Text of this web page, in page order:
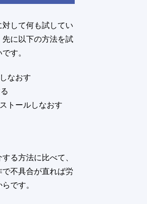
対して何も試してい
に以下の方法を試
す。
なおす
トールしなおす
る方法に比べて、
不具合が直れば労
です。